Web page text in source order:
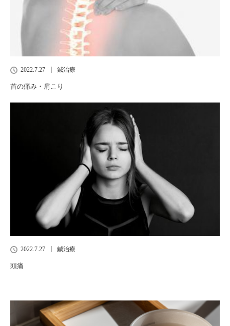
2022.7.27 鍼治療
首の痛み・肩こり
2022.7.27 鍼治療
頭痛